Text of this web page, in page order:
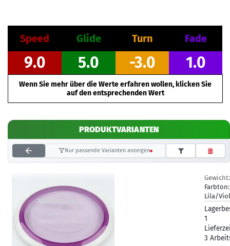
Speed Glide Turn Fade
9.0 5.0 -3.0 1.0
Wenn Sie mehr über die Werte erfahren wollen, klicken Sie
auf den entsprechenden Wert
PRODUKTVARIANTEN
Nur passende Varianten anzeigen
Farbton:
Lila/
1
3